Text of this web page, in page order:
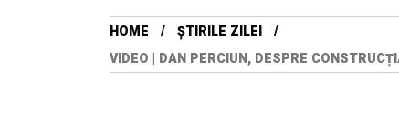
HOME
ȘTIRILE ZILEI
VIDEO | DAN PERCIUN, DESPRE